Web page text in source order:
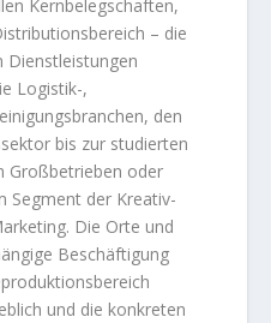
Kernbelegschaften,
– die
Dienstleistungen
Logistik-,
den
bis zur studierten
Großbetrieben oder
Segment der Kreativ-
Die Orte und
Beschäftigung
und die konkreten